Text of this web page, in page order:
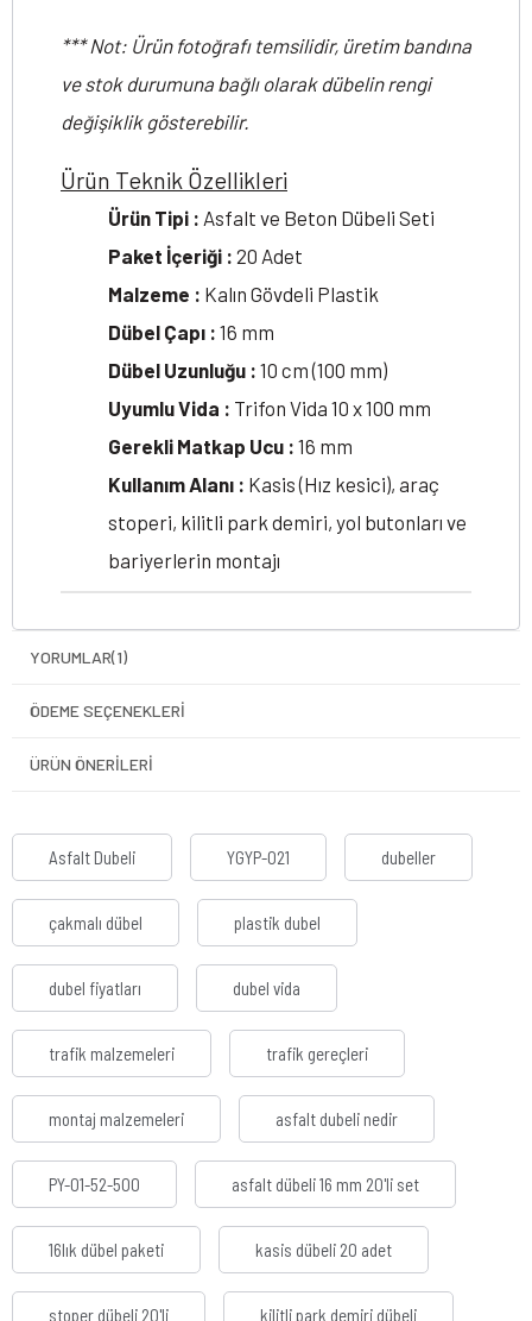
*** Not: Ürün fotoğrafı temsilidir, üretim bandına
ve stok durumuna bağlı olarak dübelin rengi
değişiklik gösterebilir.
Ürün Teknik Özellikleri
Ürün Tipi : Asfalt ve Beton Dübeli Seti
Paket İçeriği : 20 Adet
Malzeme : Kalın Gövdeli Plastik
Dübel Çapı : 16 mm
Dübel Uzunluğu : 10 cm (100 mm)
Uyumlu Vida : Trifon Vida 10 x 100 mm
Gerekli Matkap Ucu : 16 mm
Kullanım Alanı : Kasis (Hız kesici), araç
stoperi, kilitli park demiri, yol butonları ve
bariyerlerin montajı
YORUMLAR(1)
ÖDEME SEÇENEKLERI
ÜRÜN ÖNERILERI
Asfalt Dubeli YGYP-021 dubeller
çakmalı dübel plastik dubel
dubel fiyatları dubel vida
trafik malzemeleri trafik gereçleri
montaj malzemeleri asfalt dubeli nedir
PY-01-52-500 asfalt dübeli 16 mm 20'li set
16lık dübel paketi kasis dübeli 20 adet
stoper dübeli 20'li kilitli park demiri dübeli